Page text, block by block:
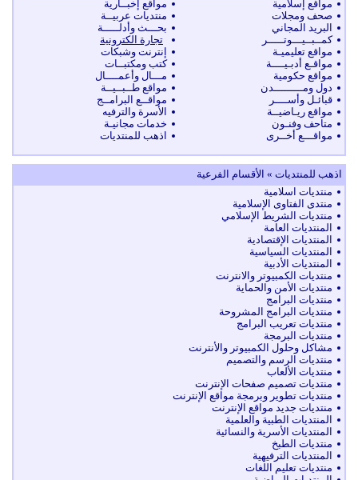
مواقع إسلامية
صحف ومجلات
البريد المجاني
كمــبــيـــوتـــــر
مواقع تعليميـة
مواقـع أدبـيــــة
مواقع حكومية
دول ومـــــــــدن
قبائـل وأســــر
مواقع ريـاضيــة
متاحف وفنـون
مواقـــع أخــرى
مواقع إخبــارية
منتديات عربيــة
بحـــث وأدلـــــة
تجارة الكترونية
إنترنت وشبكات
كتب ومكتبــات
مـــال وأعمــــال
مواقع طــبــيــة
مواقــع البرامــج
الأسرة والترفيه
خدمات مجانيـة
اذهب للمنتديات
اذهب للمنتديات » الأقسام الفرعية
منتديات اسلامية
منتدى الفتاوى الإسلامية
منتديات الشريط الإسلامي
المنتديات العامة
المنتديات الإقتصادية
المنتديات السياسية
المنتديات الأدبية
منتديات الكمبيوتر والانترنت
منتديات الأمن والحماية
منتديات البرامج
منتديات البرامج المشروحة
منتديات تعريب البرامج
منتديات البرمجة
مشاكل وحلول الكمبيوتر والأنترنت
منتديات الرسم والتصميم
منتديات الألعاب
منتديات تصميم صفحات الإنترنت
منتديات تطوير وبرمجة مواقع الإنترنت
منتديات جديد مواقع الإنترنت
المنتديات الطبية والعلمية
المنتديات الأسرية والنسائية
منتديات الطبخ
المنتديات الترفيهية
منتديات تعليم اللغات